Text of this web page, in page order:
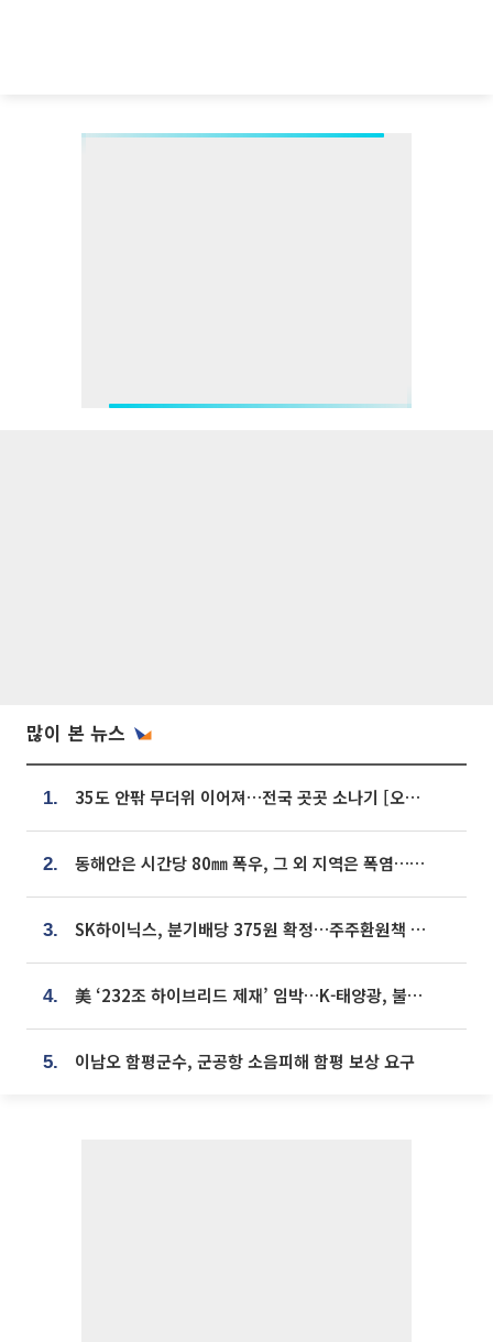
많이 본 뉴스
1. 35도 안팎 무더위 이어져…전국 곳곳 소나기 [오늘 날씨]
2. 동해안은 시간당 80㎜ 폭우, 그 외 지역은 폭염…‘극과 극 날씨’
3. SK하이닉스, 분기배당 375원 확정…주주환원책 9월로 앞당겨 발표
4. 美 ‘232조 하이브리드 제재’ 임박…K-태양광, 불확실성 털고 날개 다나
5. 이남오 함평군수, 군공항 소음피해 함평 보상 요구